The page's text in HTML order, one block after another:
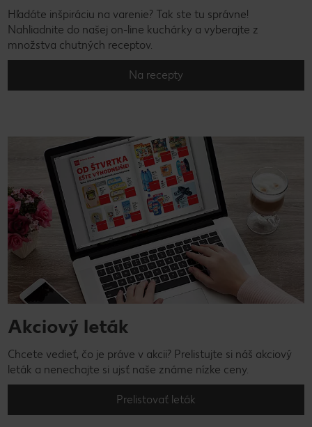
Hľadáte inšpiráciu na varenie? Tak ste tu správne!
Nahliadnite do našej on-line kuchárky a vyberajte z
množstva chutných receptov.
Na recepty
Akciový leták
Chcete vedieť, čo je práve v akcii? Prelistujte si náš akciový
leták a nenechajte si ujsť naše známe nízke ceny.
Prelistovať leták